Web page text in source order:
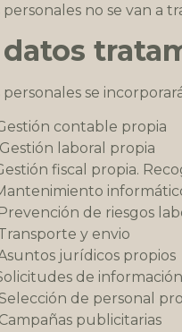
personales no se van a
datos
personales se
contable propia
laboral propia
fiscal propia.
de riesgos
y envio
jurídicos propios
de
de personal
publicitarias